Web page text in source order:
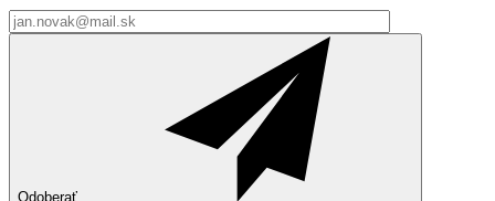
Odoberať